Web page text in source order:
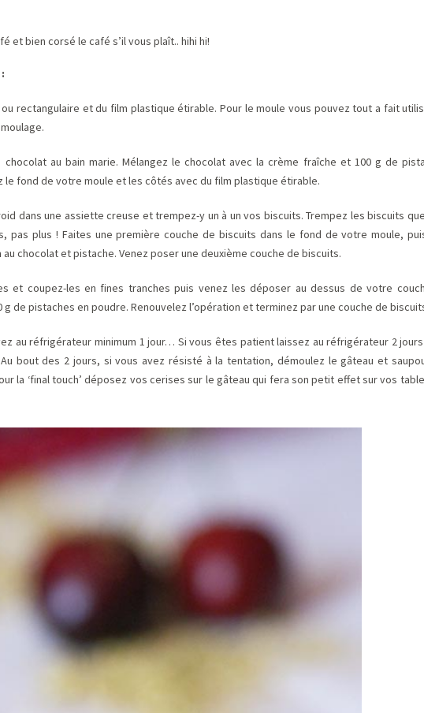
et bien corsé le café s’il vous plaît.. hihi hi!
rectangulaire et du film plastique étirable. Pour le moule vous pouvez tout a fait
au bain marie. Mélangez le chocolat avec la crème fraîche et 100 g de
le fond de votre moule et les côtés avec du film plastique étirable.
dans une assiette creuse et trempez-y un à un vos biscuits. Trempez les biscuits que
pas plus ! Faites une première couche de biscuits dans le fond de votre moule,
chocolat et pistache. Venez poser une deuxième couche de biscuits.
et coupez-les en fines tranches puis venez les déposer au dessus de votre
de pistaches en poudre. Renouvelez l’opération et terminez par une couche de
au réfrigérateur minimum 1 jour… Si vous êtes patient laissez au réfrigérateur 2
bout des 2 jours, si vous avez résisté à la tentation, démoulez le gâteau et
la ‘final touch’ déposez vos cerises sur le gâteau qui fera son petit effet sur vos